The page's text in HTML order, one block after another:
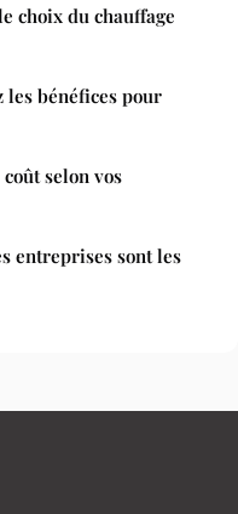
choix du chauffage
les bénéfices pour
selon vos
entreprises sont les